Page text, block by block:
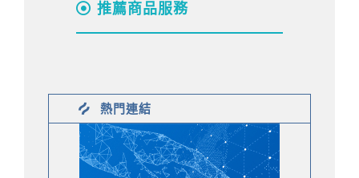
推薦商品服務
熱門連結